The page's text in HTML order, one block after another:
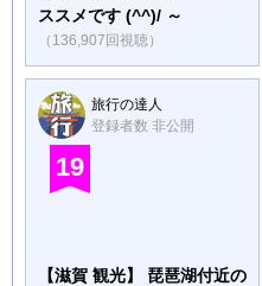
ススメです (^^)/ ～
（136,907回視聴）
旅行の達人
登録者数 非公開
19
【滋賀 観光】 琵琶湖付近の